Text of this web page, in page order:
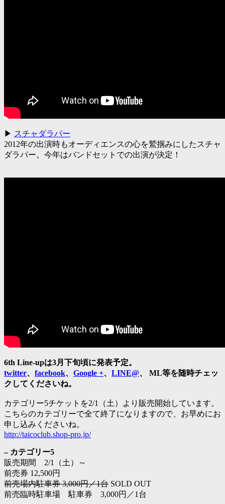
▶ スチャダラパー
2012年の出演時もオーディエンスの心を鷲掴みにしたスチャ
ダラパー。今年はバンドセットでの出演が決定！
6th Line-upは3月下旬頃に発表予定。
twitter、 facebook、 Google +、 LINE@、 ML等を随時チェッ
クしてくださいね。
カテゴリー5チケットを2/1（土）より販売開始しています。
こちらのカテゴリーで全て終了になりますので、お早めにお
申し込みくださいね。
http://taicoclub.shop-pro.jp/
– カテゴリー5
販売期間 2/1（土）～
前売券 12,500円
前売場内駐車券 3,000円／1台 SOLD OUT
前売臨時駐車場 駐車券 3,000円／1台